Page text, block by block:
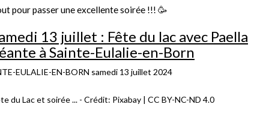
pour passer une excellente soirée !!! 🥳
13 juillet : Fête du lac avec Paella
à Sainte-Eulalie-en-Born
EULALIE-EN-BORN samedi 13 juillet 2024